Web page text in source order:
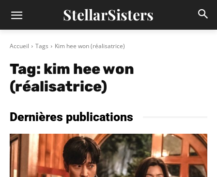
StellarSisters
Accueil Tags Kim hee won (réalisatrice)
Tag: kim hee won
(réalisatrice)
Dernières publications